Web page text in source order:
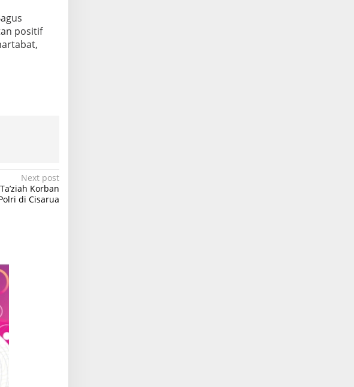
positif
Next post
Korban
di Cisarua